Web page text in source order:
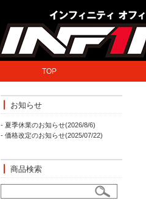
TOP
お知らせ
- 夏季休業のお知らせ(2026/8/6)
- 価格改定のお知らせ(2025/07/22)
商品検索